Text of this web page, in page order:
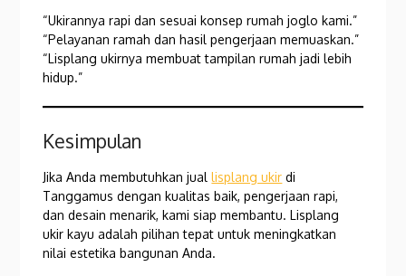
“Ukirannya rapi dan sesuai konsep rumah joglo kami.”
“Pelayanan ramah dan hasil pengerjaan memuaskan.”
“Lisplang ukirnya membuat tampilan rumah jadi lebih
hidup.”
Kesimpulan
Jika Anda membutuhkan juallisplang ukir di
Tanggamus dengan kualitas baik, pengerjaan rapi,
dan desain menarik, kami siap membantu. Lisplang
ukir kayu adalah pilihan tepat untuk meningkatkan
nilai estetika bangunan Anda.